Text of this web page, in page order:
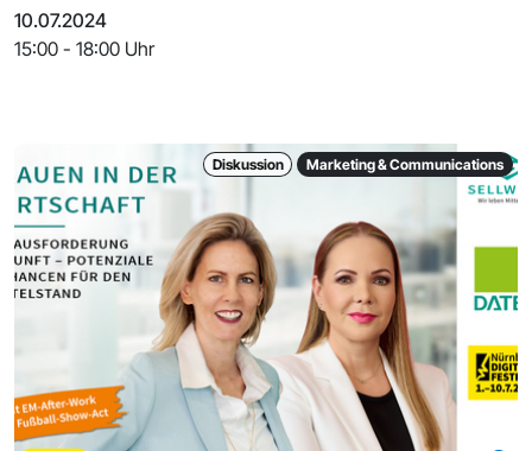
10.07.2024
15:00 - 18:00 Uhr
Diskussion Marketing & Communications